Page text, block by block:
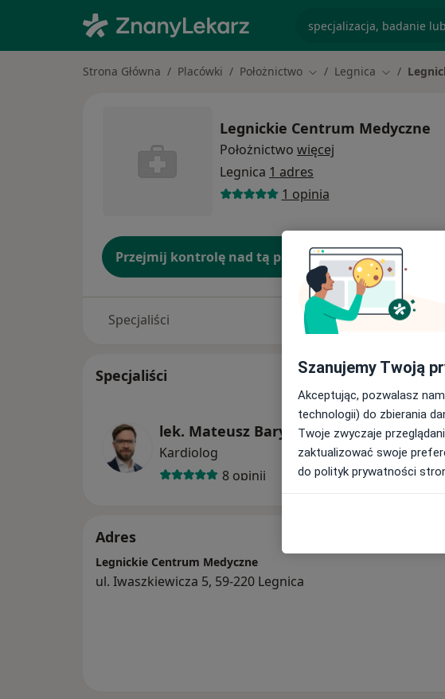
Strona Główna Placówki Położnictwo Zmień miasto
Legnica Zmień
Legnickie Centrum Medyczne
Położnictwo więcej
Legnica 1 adres
1 opinia
Przejmij kontrolę nad tą placówką
Specjaliści Adresy
Specjaliści
lek. Mateusz Barycki
Kardiolog
8 opinii
Adres
Legnickie Centrum Medyczne
ul. Iwaszkiewicza 5, 59-220 Legnica
Szanujemy Twoją
Akceptując, pozwalasz
technologii) do zbierania
Twoje zwyczaje
zaktualizować swoje
do polityk prywatności